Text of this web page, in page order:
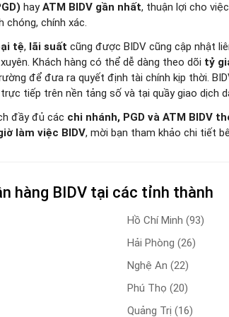
hayATM BIDV gần nhất, thuận lợi cho
chóng, chính xác.
tệ, lãi suất cũng được BIDV cũng cập nhật
Khách hàng có thể dễ dàng theo dõi tỷ
để đưa ra quyết định tài chính kịp thời.
tiếp trên nền tảng số và tại quầy giao dịch
đầy đủ các chi nhánh, PGD và ATM BIDV
làm việc BIDV, mời bạn tham khảo chi tiết
hàng BIDV tại các tỉnh thành
Hồ Chí Minh(93)
Hải Phòng(26)
Nghệ An(22)
Phú Thọ(20)
Quảng Trị(16)